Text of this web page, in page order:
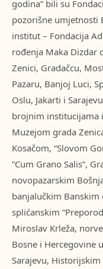
godina” bili su
pozorišne umjetnosti
institut – Fondacija
rođenja Maka Dizdar
Zenici, Gradačcu,
Pazaru, Banjoj Luci,
Oslu, Jakarti i
brojnim institucijama
Muzejom grada
Kosačom, “Slovom
“Cum Grano Salis”,
novopazarskim
banjalučkim
splićanskim
Miroslav Krleža,
Bosne i Hercegovine
Sarajevu,